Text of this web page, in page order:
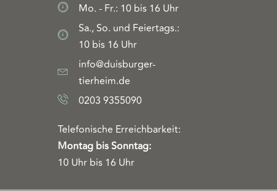
Mo. - Fr.: 10 bis 16 Uhr
Sa., So. und Feiertags.:
10 bis 16 Uhr
info@duisburger-
tierheim.de
0203 9355090
Telefonische Erreichbarkeit:
Montag bis Sonntag:
10 Uhr bis 16 Uhr